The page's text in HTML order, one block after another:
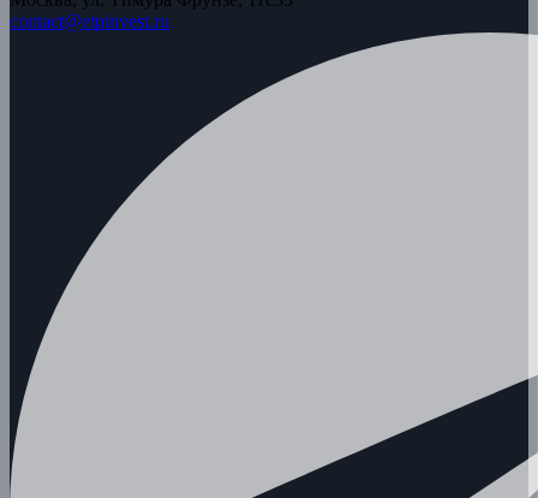
contact@etpinvest.ru